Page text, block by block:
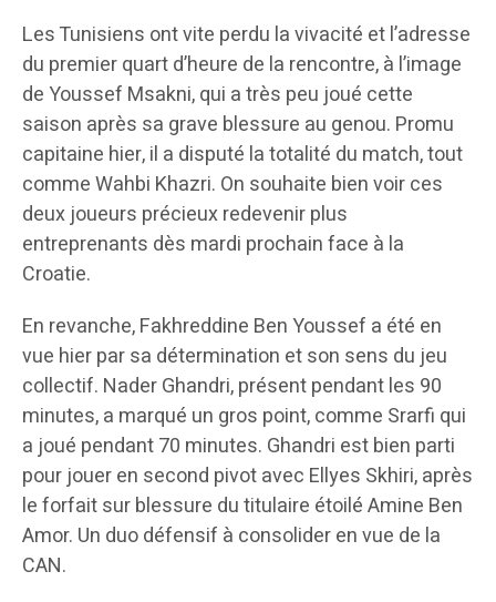
Les Tunisiens ont vite perdu la vivacité et l’adresse
du premier quart d’heure de la rencontre, à l’image
de Youssef Msakni, qui a très peu joué cette
saison après sa grave blessure au genou. Promu
capitaine hier, il a disputé la totalité du match, tout
comme Wahbi Khazri. On souhaite bien voir ces
deux joueurs précieux redevenir plus
entreprenants dès mardi prochain face à la
Croatie.
En revanche, Fakhreddine Ben Youssef a été en
vue hier par sa détermination et son sens du jeu
collectif. Nader Ghandri, présent pendant les 90
minutes, a marqué un gros point, comme Srarfi qui
a joué pendant 70 minutes. Ghandri est bien parti
pour jouer en second pivot avec Ellyes Skhiri, après
le forfait sur blessure du titulaire étoilé Amine Ben
Amor. Un duo défensif à consolider en vue de la
CAN.